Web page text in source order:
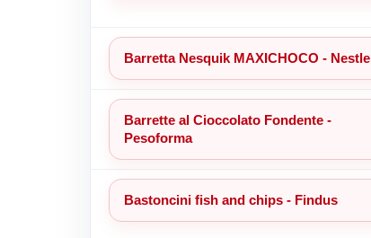
Barretta Nesquik MAXICHOCO - Nestle
Barrette al Cioccolato Fondente -
Pesoforma
Bastoncini fish and chips - Findus